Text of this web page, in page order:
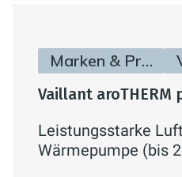
Marken & Produkte
Vaillant aroTHERM
Leistungsstarke
Wärmepumpe (bis